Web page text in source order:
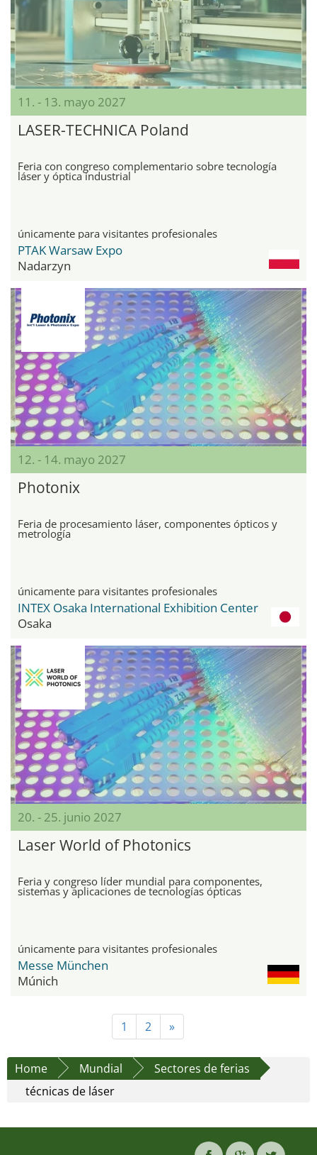
11. - 13. mayo 2027
LASER-TECHNICA Poland
Feria con congreso complementario sobre tecnología
láser y óptica industrial
únicamente para visitantes profesionales
PTAK Warsaw Expo
Nadarzyn
12. - 14. mayo 2027
Photonix
Feria de procesamiento láser, componentes ópticos y
metrología
únicamente para visitantes profesionales
INTEX Osaka International Exhibition Center
Osaka
20. - 25. junio 2027
Laser World of Photonics
Feria y congreso líder mundial para componentes,
sistemas y aplicaciones de tecnologías ópticas
únicamente para visitantes profesionales
Messe München
Múnich
1 2 »
Home Mundial
Sectores de ferias
técnicas de láser